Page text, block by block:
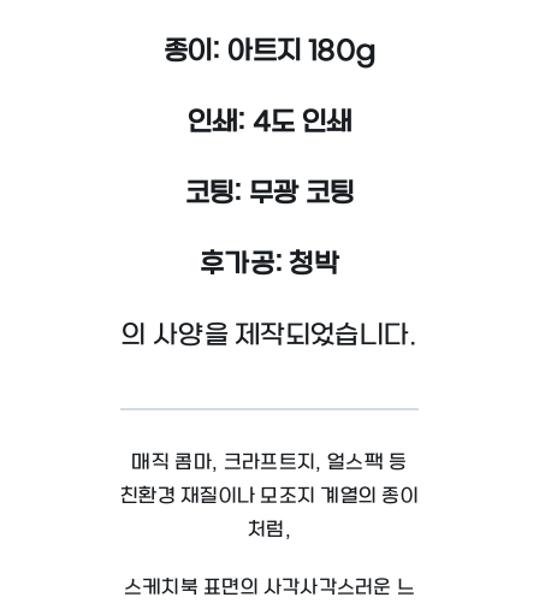
종이: 아트지 180g
인쇄: 4도 인쇄
코팅: 무광 코팅
후가공: 청박
의 사양을 제작되었습니다.
매직 콤마, 크라프트지, 얼스팩 등
친환경 재질이나 모조지 계열의 종이
처럼,
스케치북 표면의 사각사각스러운 느